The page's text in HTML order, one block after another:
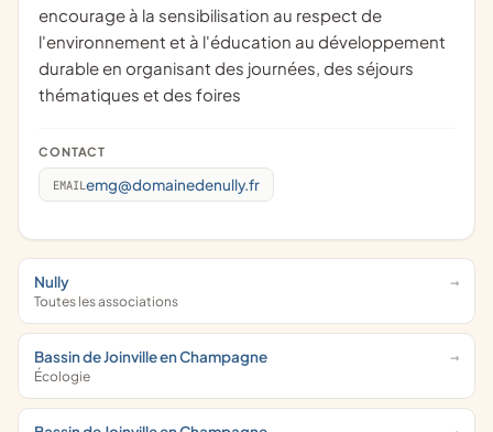
encourage à la sensibilisation au respect de
l'environnement et à l'éducation au développement
durable en organisant des journées, des séjours
thématiques et des foires
CONTACT
EMAIL emg@domainedenully.fr
Nully
Toutes les associations
Bassin de Joinville en Champagne
Écologie